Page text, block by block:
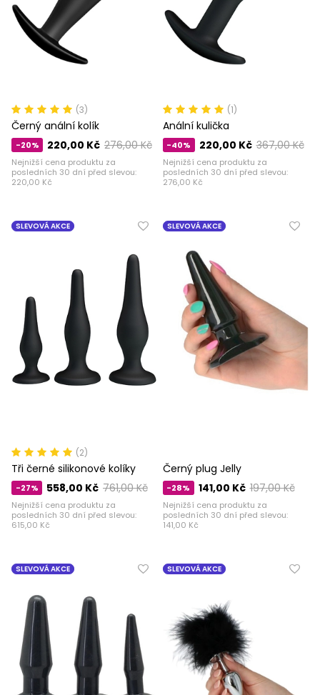
(3)
Černý anální kolík
-20% 276,00 Kč
220,00 Kč
Nejnižší cena produktu za
posledních 30 dní před slevou:
220,00 Kč
(1)
Anální kulička
-40% 367,00 Kč
220,00 Kč
Nejnižší cena produktu za
posledních 30 dní před slevou:
276,00 Kč
SLEVOVÁ AKCE
(2)
Tři černé silikonové kolíky
-27% 761,00 Kč
558,00 Kč
Nejnižší cena produktu za
posledních 30 dní před slevou:
615,00 Kč
SLEVOVÁ AKCE
Černý plug Jelly
-28% 197,00 Kč
141,00 Kč
Nejnižší cena produktu za
posledních 30 dní před slevou:
141,00 Kč
SLEVOVÁ AKCE SLEVOVÁ AKCE